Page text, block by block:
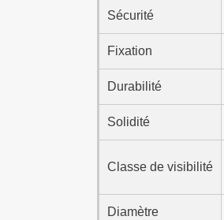
Sécurité
Fixation
Durabilité
Solidité
Classe de visibilité
Diamètre